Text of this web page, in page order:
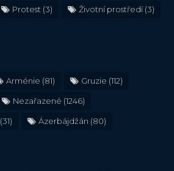
Protest (3) Životní prostředí(3)
Arménie (81) Gruzie (112)
Nezařazené (1246)
(31) Ázerbájdžán (80)